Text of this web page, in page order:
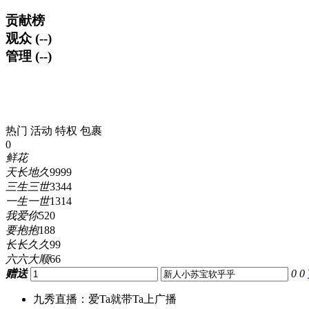
贡献榜
观众 (--)
管理 (--)
热门 活动 特权 包裹
0
鲜花
天长地久9999
三生三世3344
一生一世1314
我爱你520
要抱抱188
长长久久99
六六大顺66
赠送
0 0
九秀直播：爱Ta就带Ta上广播